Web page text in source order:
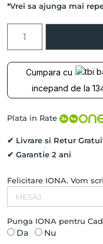
*Vrei sa ajunga mai
Pandantiv
Barbatesc
ASTRA
POLARIS
Negru
Aur
Alb
si
Rodiu
Negru
Cumpara cu
incepand de la
Plata in Rate
✔ Livrare si Retur
✔ Garantie 2 ani
Felicitare IONA. Vom
Punga IONA pentru
Da Nu